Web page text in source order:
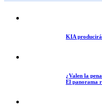
KIA producirá
¿Valen la
El panorama